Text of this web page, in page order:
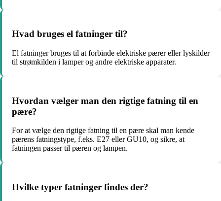
Hvad bruges el fatninger til?
El fatninger bruges til at forbinde elektriske pærer eller lyskilder
til strømkilden i lamper og andre elektriske apparater.
Hvordan vælger man den rigtige fatning til en
pære?
For at vælge den rigtige fatning til en pære skal man kende
pærens fatningstype, f.eks. E27 eller GU10, og sikre, at
fatningen passer til pæren og lampen.
Hvilke typer fatninger findes der?